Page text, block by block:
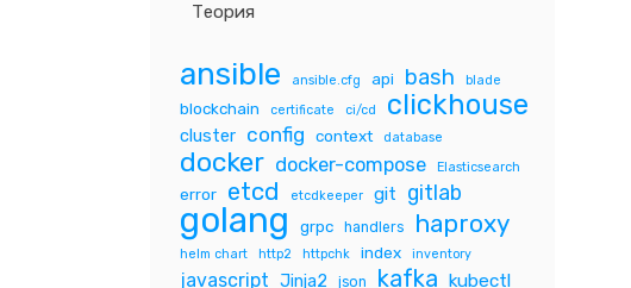
Теория
ansible ansible.cfg api bash blade
blockchain certificate ci/cd clickhouse
cluster config context database
docker docker-compose Elasticsearch
error etcd etcdkeeper git gitlab
golang grpc handlers haproxy
helm chart http2 httpchk index inventory
javascript Jinja2 json kafka kubectl